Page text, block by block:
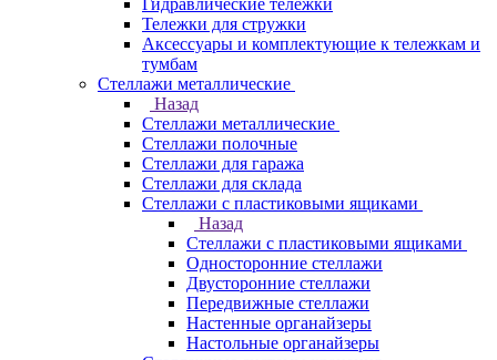
Гидравлические тележки
Тележки для стружки
Аксесcуары и комплектующие к тележкам и
тумбам
Стеллажи металлические
Назад
Стеллажи металлические
Стеллажи полочные
Стеллажи для гаража
Стеллажи для склада
Стеллажи с пластиковыми ящиками
Назад
Стеллажи с пластиковыми ящиками
Односторонние стеллажи
Двусторонние стеллажи
Передвижные стеллажи
Настенные органайзеры
Настольные органайзеры